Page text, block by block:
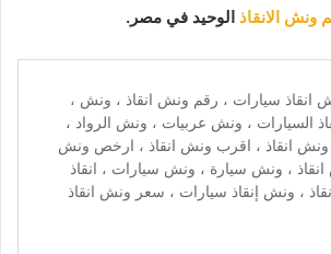
ونش الانقاذ الوحيد في مصر.